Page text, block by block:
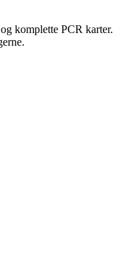
komplette PCR karter.